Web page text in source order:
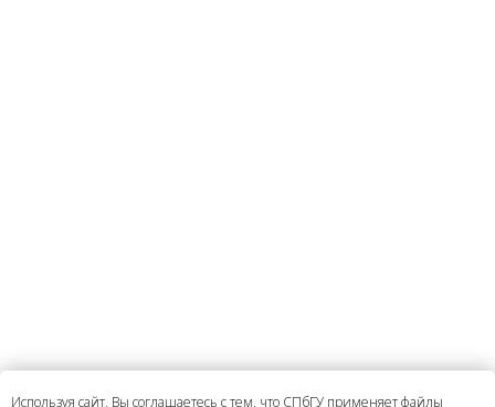
Используя сайт, Вы соглашаетесь с тем, что СПбГУ применяет файлы